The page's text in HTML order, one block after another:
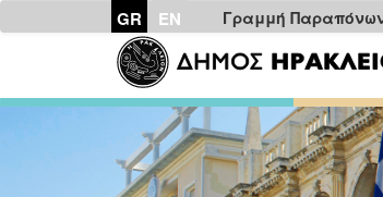
GR EN Γραμμή Παραπόνων